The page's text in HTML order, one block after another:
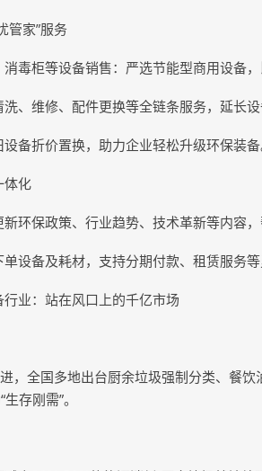
管家”服务
毒柜等设备销售：严选节能型商用设备
、维修、配件更换等全链条服务，延长设
备折价置换，助力企业轻松升级环保装备
体化
环保政策、行业趋势、技术革新等内容，
设备及耗材，支持分期付款、租赁服务等
业：站在风口上的千亿市场
进，全国多地出台厨余垃圾强制分类、餐
存刚需”。